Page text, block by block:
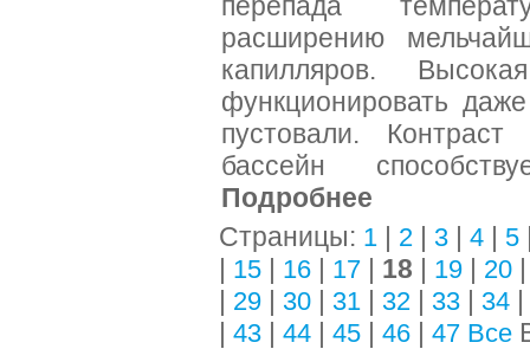
расширению
капилляров.
функционировать
пустовали.
бассейн
Подробнее
Страницы: 1 | 2 | 3 | 4 | 5
| 15 | 16 | 17 | 18 | 19 | 20
| 29 | 30 | 31 | 32 | 33 | 34 |
| 43 | 44 | 45 | 46 | 47 Все